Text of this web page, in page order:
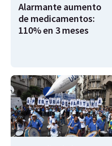
Alarmante aumento
de medicamentos:
110% en 3 meses